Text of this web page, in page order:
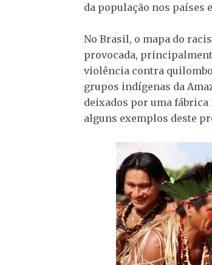
da população nos países
No Brasil, o mapa do
provocada,
violência contra
grupos indígenas da
deixados por uma fábrica
alguns exemplos deste